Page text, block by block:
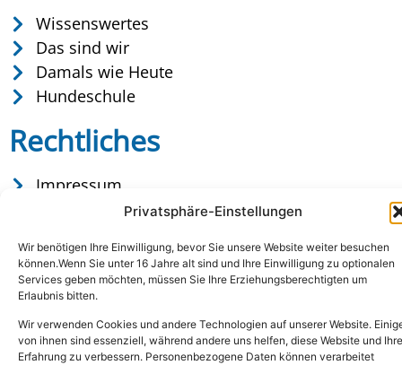
Privatsphäre-Einstellungen
Wir benötigen Ihre Einwilligung, bevor Sie unsere Website weiter besuchen
können.Wenn Sie unter 16 Jahre alt sind und Ihre Einwilligung zu optionalen
Services geben möchten, müssen Sie Ihre Erziehungsberechtigten um
Erlaubnis bitten.
Wir verwenden Cookies und andere Technologien auf unserer Website.
von ihnen sind essenziell, während andere uns helfen, diese Website und Ihre
Erfahrung zu verbessern. Personenbezogene Daten können verarbeitet
Wissenswertes
Das sind wir
Damals wie Heute
Hundeschule
Rechtliches
Impressum
Datenschutz